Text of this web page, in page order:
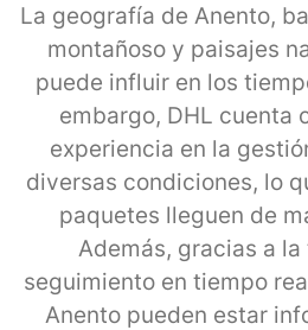
La geografía de Anento,
montañoso y paisajes
puede influir en los
embargo, DHL cuenta
experiencia en la
diversas condiciones, lo
paquetes lleguen de
Además, gracias a
seguimiento en tiempo
Anento pueden estar